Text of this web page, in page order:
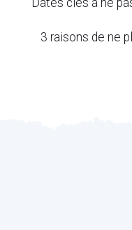
Dates clés à ne
Article3 raisons de ne